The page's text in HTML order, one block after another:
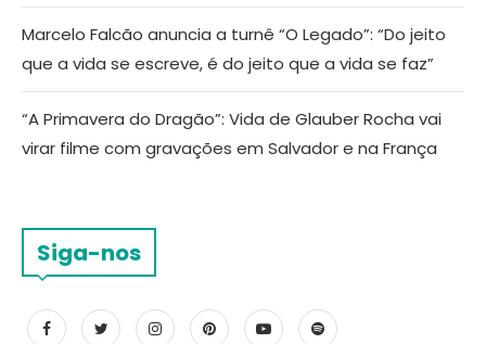
Marcelo Falcão anuncia a turnê “O Legado”: “Do jeito
que a vida se escreve, é do jeito que a vida se faz”
“A Primavera do Dragão”: Vida de Glauber Rocha vai
virar filme com gravações em Salvador e na França
Siga-nos